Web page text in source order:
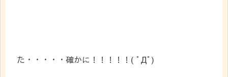
た・・・・・確かに！！！！！( ﾟДﾟ)